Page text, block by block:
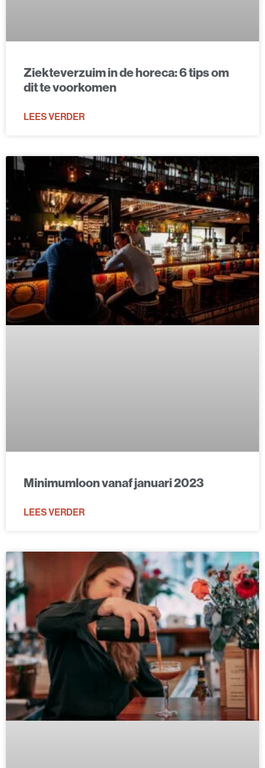
Ziekteverzuim in de horeca: 6 tips om
dit te voorkomen
LEES VERDER
Minimumloon vanaf januari 2023
LEES VERDER